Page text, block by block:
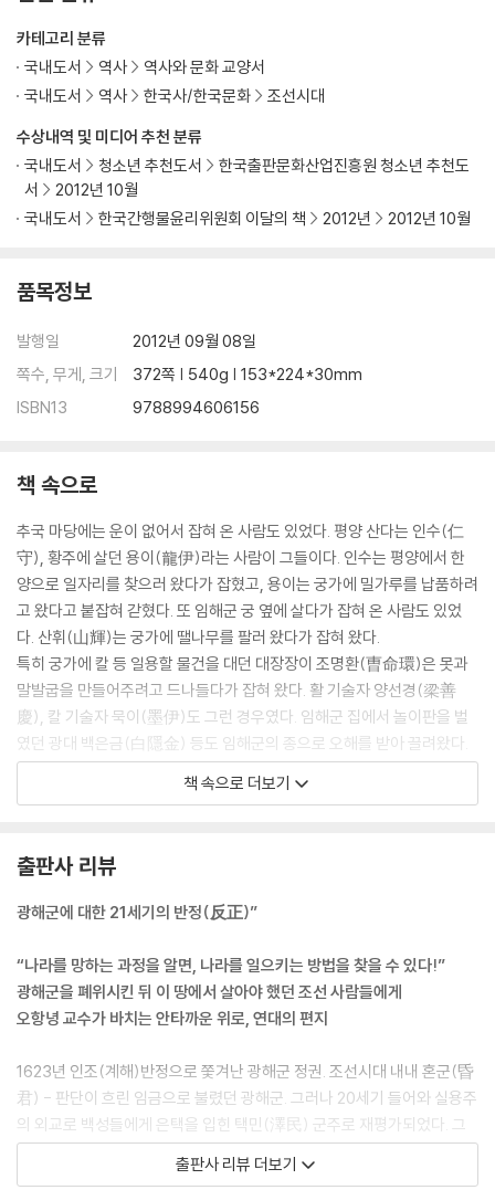
에필로그
참고문헌
찾아보기
수상내역 및 미디어 추천 분류
국내도서
청소년 추천도서
한국출판문화산업진흥원 청소년 추천도
서
2012년 10월
국내도서
한국간행물윤리위원회 이달의 책 2012년 2012년 10월
카테고리 분류
국내도서
역사
역사와 문화 교양서
국내도서
역사 한국사/한국문화 조선시대
품목정보
발행일
2012년 09월 08일
쪽수, 무게, 크기
372쪽 | 540g | 153*224*30mm
ISBN13
9788994606156
책 속으로
추국 마당에는 운이 없어서 잡혀 온 사람도 있었다. 평양 산다는 인수(仁
守), 황주에 살던 용이(龍伊)라는 사람이 그들이다. 인수는 평양에서 한
양으로 일자리를 찾으러 왔다가 잡혔고, 용이는 궁가에 밀가루를 납품하려
고 왔다고 붙잡혀 갇혔다. 또 임해군 궁 옆에 살다가 잡혀 온 사람도 있었
다. 산휘(山輝)는 궁가에 땔나무를 팔러 왔다가 잡혀 왔다.
특히 궁가에 칼 등 일용할 물건을 대던 대장장이 조명환(曺命環)은 못과
말발굽을 만들어주려고 드나들다가 잡혀 왔다. 활 기술자 양선경(梁善
慶), 칼 기술자 묵이(墨伊)도 그런 경우였다. 임해군 집에서 놀이판을 벌
였던 광대 백은금(白隱金) 등도 임해군의 종으로 오해를 받아 끌려왔다.
그러나 의심의 눈으로 보면 이들 광대 무리보다 의심스러운 존재는 없었을
한 인물이 40명인데, 위에서 보듯 《선조실록》에서는 대북(大北) 또는 편
찬에 참여했던 사람 몇몇을 빼곤 모두 깍아내렸음을 알 수 있었다. 특히 편
이 있었다.”고 평가한 데 이르면 낯간지러운 점도 없지 않다. 기자헌에 대
해, “과묵했으며 바르고 아부하지 않았다.”고 했으나, 과묵하고 아부하지
않았는지는 모르지만 방납을 하면서 대동법을 무력화했던 인물이고 보면,
또한 서인이나 남인, 소북 중에서 능력 있고 존경받는 인물이 없을 리 없고,
또 누구나 장단점이 있는 것이 사람일진대, 원본에서 보여주는 대북 정권
담당자들의 자찬과 배타성은 사실 납득하기 어려운 점이 많다. 이런 점 때
문에 결국 실록 수정 논의가 제기되었고, 실록 수정의 명분이 그런 것이 아
니었음을 《선조실록》 자체가 보여주고 있는 것이다. ---p.255
책 속으로 더보기
출판사 리뷰
광해군에 대한 21세기의 반정(反正)”
“나라를 망하는 과정을 알면, 나라를 일으키는 방법을 찾을 수 있다!”
광해군을 폐위시킨 뒤 이 땅에서 살아야 했던 조선 사람들에게
오항녕 교수가 바치는 안타까운 위로, 연대의 편지
1623년 인조(계해)반정으로 쫓겨난 광해군 정권. 조선시대 내내 혼군(昏
君) - 판단이 흐린 임금으로 불렸던 광해군. 그러나 20세기 들어와 실용주
의 외교로 백성들에게 은택을 입힌 택민(澤民) 군주로 재평가되었다. 그
기원은 놀랍게도 식민지시대 조선사편수회의 간사였던 일본인 학자 이나
바 이와키치. 이렇게 광해군은 20세기에 화려하게 부활했다. 역사인식에
출판사 리뷰 더보기